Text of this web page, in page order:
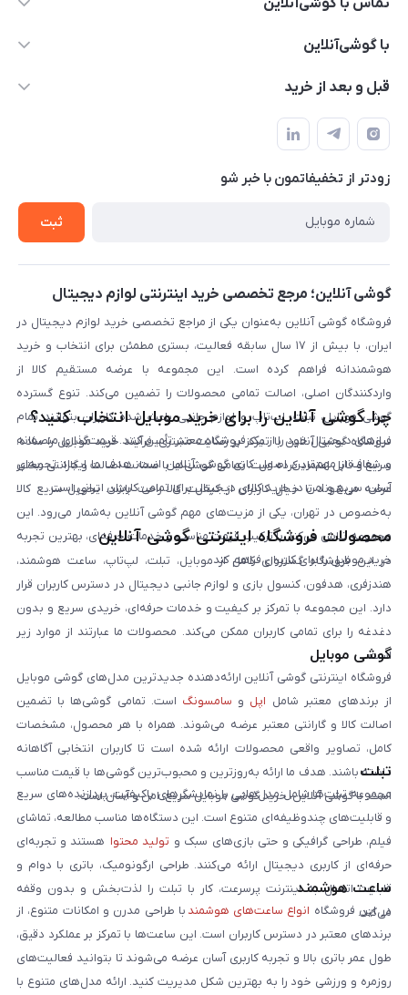
۰۲۱91001221
با گوشی‌آنلاین
درباره ما
حساب کاربری
حریم خصوصی
بلاگ
قبل و بعد از خرید
نحوه خرید از گوشی آنلاین
شرایط ضمانت هفت روزه
روش ارسال کالا در گوشی آنلاین
روش بازگردانی کالا
زودتر از تخفیفاتمون با خبر شو
ثبت
گوشی آنلاین؛ مرجع تخصصی خرید اینترنتی لوازم دیجیتال
فروشگاه گوشی آنلاین به‌عنوان یکی از مراجع تخصصی خرید لوازم دیجیتال در
ایران، با بیش از ۱۷ سال سابقه فعالیت، بستری مطمئن برای انتخاب و خرید
هوشمندانه فراهم کرده است. این مجموعه با عرضه مستقیم کالا از
واردکنندگان اصلی، اصالت تمامی محصولات را تضمین می‌کند. تنوع گسترده
گوشی موبایل، تبلت، لپ‌تاپ و لوازم جانبی باعث شده کاربران بتوانند تمام
نیازهای دیجیتال خود را از یک فروشگاه معتبر تأمین کنند. قیمت‌گذاری منصفانه
و شفاف از مهم‌ترین اصول کاری گوشی آنلاین است. هدف ما ایجاد تجربه‌ای
آسان، سریع و امن در خرید کالای دیجیتال برای تمامی کاربران ایرانی است.
چرا گوشی آنلاین را برای خرید موبایل انتخاب کنید؟
فروشگاه گوشی آنلاین با تمرکز بر رضایت مشتری، فرآیند خرید موبایل را ساده،
سریع و قابل اعتماد کرده است. تمامی گوشی‌ها با ضمانت اصالت و گارانتی معتبر
عرضه می‌شوند تا خیال کاربران از کیفیت کالا راحت باشد. تحویل سریع کالا
به‌خصوص در تهران، یکی از مزیت‌های مهم گوشی آنلاین به‌شمار می‌رود. این
مجموعه تلاش می‌کند با ترکیب قیمت مناسب و خدمات حرفه‌ای، بهترین تجربه
خرید موبایل را برای کاربران فراهم کند.
محصولات فروشگاه اینترنتی گوشی آنلاین
در این فروشگاه گستره‌ای کامل از موبایل، تبلت، لپ‌تاپ، ساعت هوشمند،
هندزفری، هدفون، کنسول بازی و لوازم جانبی دیجیتال در دسترس کاربران قرار
دارد. این مجموعه با تمرکز بر کیفیت و خدمات حرفه‌ای، خریدی سریع و بدون
دغدغه را برای تمامی کاربران ممکن می‌کند. محصولات ما عبارتند از موارد زیر
است:
گوشی موبایل
فروشگاه اینترنتی گوشی آنلاین ارائه‌دهنده جدیدترین مدل‌های گوشی موبایل
از برندهای معتبر شامل اپل و سامسونگ است. تمامی گوشی‌ها با تضمین
اصالت کالا و گارانتی معتبر عرضه می‌شوند. همراه با هر محصول، مشخصات
کامل، تصاویر واقعی محصولات ارائه شده است تا کاربران انتخابی آگاهانه
داشته باشند. هدف ما ارائه به‌روزترین و محبوب‌ترین گوشی‌ها با قیمت مناسب
است. با گوشی آنلاین، خرید گوشی موبایل سریع، امن و آسان است.
تبلت
مجموعه تبلت‌ها شامل مدل‌هایی با نمایشگرهای باکیفیت، پردازنده‌های سریع
و قابلیت‌های چندوظیفه‌ای متنوع است. این دستگاه‌ها مناسب مطالعه، تماشای
فیلم، طراحی گرافیکی و حتی بازی‌های سبک و تولید محتوا هستند و تجربه‌ای
حرفه‌ای از کاربری دیجیتال ارائه می‌کنند. طراحی ارگونومیک، باتری با دوام و
قابلیت اتصال به اینترنت پرسرعت، کار با تبلت را لذت‌بخش و بدون وقفه
می‌کند.
ساعت هوشمند
در این فروشگاه انواع ساعت‌های هوشمند با طراحی مدرن و امکانات متنوع، از
برندهای معتبر در دسترس کاربران است. این ساعت‌ها با تمرکز بر عملکرد دقیق،
طول عمر باتری بالا و تجربه کاربری آسان عرضه می‌شوند تا بتوانید فعالیت‌های
روزمره و ورزشی خود را به بهترین شکل مدیریت کنید. ارائه مدل‌های متنوع با